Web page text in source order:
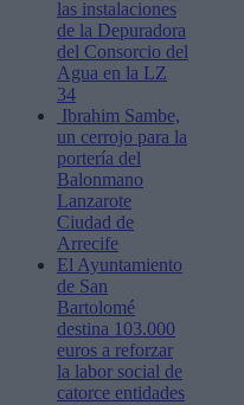
las instalaciones
de la Depuradora
del Consorcio del
Agua en la LZ
34
Ibrahim Sambe,
un cerrojo para la
portería del
Balonmano
Lanzarote
Ciudad de
Arrecife
El Ayuntamiento
de San
Bartolomé
destina 103.000
euros a reforzar
la labor social de
catorce entidades